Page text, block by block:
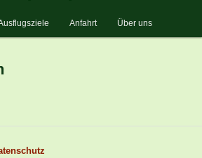
Anfahrt Über uns